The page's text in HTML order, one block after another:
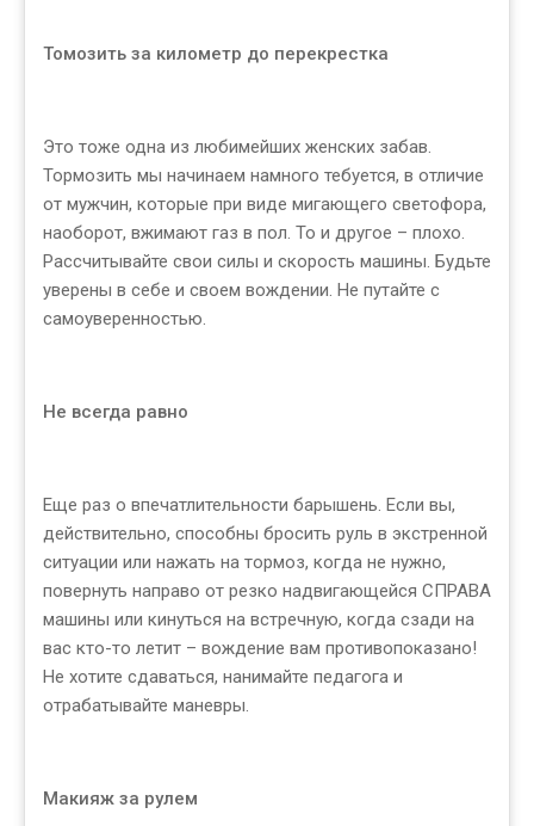
Томозить за километр до перекрестка
Это тоже одна из любимейших женских забав.
Тормозить мы начинаем намного тебуется, в отличие
от мужчин, которые при виде мигающего светофора,
наоборот, вжимают газ в пол. То и другое – плохо.
Рассчитывайте свои силы и скорость машины. Будьте
уверены в себе и своем вождении. Не путайте с
самоуверенностью.
Не всегда равно
Еще раз о впечатлительности барышень. Если вы,
действительно, способны бросить руль в экстренной
ситуации или нажать на тормоз, когда не нужно,
повернуть направо от резко надвигающейся СПРАВА
машины или кинуться на встречную, когда сзади на
вас кто-то летит – вождение вам противопоказано!
Не хотите сдаваться, нанимайте педагога и
отрабатывайте маневры.
Макияж за рулем